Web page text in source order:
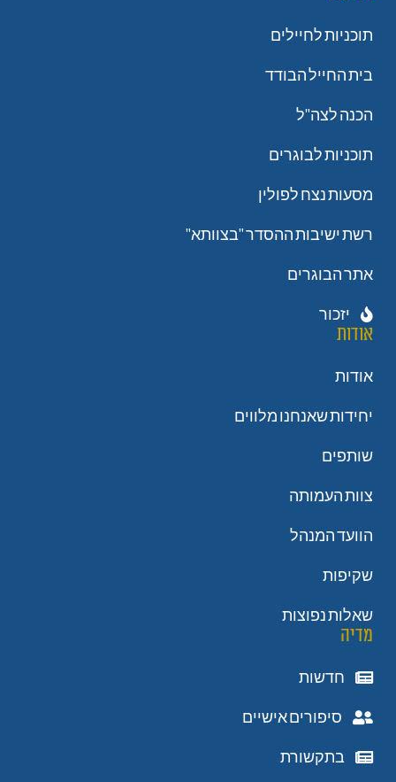
תוכניות לחיילים
בית החייל הבודד
הכנה לצה"ל
תוכניות לבוגרים
מסעות נצח לפולין
רשת ישיבות ההסדר "בצוותא"
אתר הבוגרים
יזכור
אודות
אודות
יחידות שאנחנו מלווים
שותפים
צוות העמותה
הוועד המנהל
שקיפות
שאלות נפוצות
מדיה
חדשות
סיפורים אישיים
בתקשורת